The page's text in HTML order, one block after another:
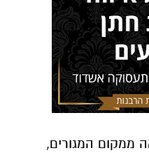
ממקום המגורים,